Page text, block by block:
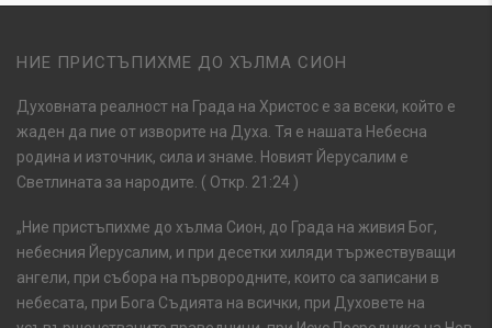
НИЕ ПРИСТЪПИХМЕ ДО ХЪЛМА СИОН
Духовната реалност на Града на Христос е за всеки, който е
жаден да пие от изворите на Духа. Тя е нашата Небесна
родина и източник, сила и знаме. Новият Йерусалим е
Светлината за народите. ( Откр. 21:24 )
„Ние пристъпихме до хълма Сион, до Града на живия Бог,
небесния Йерусалим, и при десетки хиляди тържествуващи
ангели, при събора на първородните, които са записани в
небесата, при Бога Съдията на всички, при Духовете на